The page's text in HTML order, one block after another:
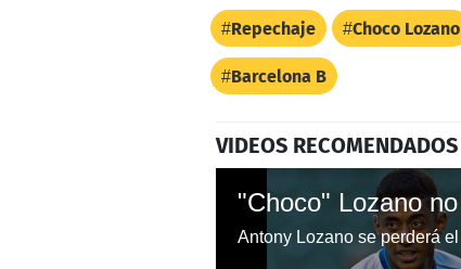
Repechaje Choco Lozano
Barcelona B
VIDEOS RECOMENDADOS